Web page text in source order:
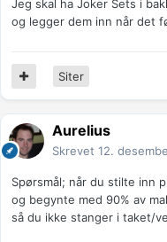
Jeg skal ha Joker Sets i
og legger dem inn når det
Siter
Aurelius
Skrevet 12.
Spørsmål; når du stilte inn
og begynte med 90% av
så du ikke stanger i taket/